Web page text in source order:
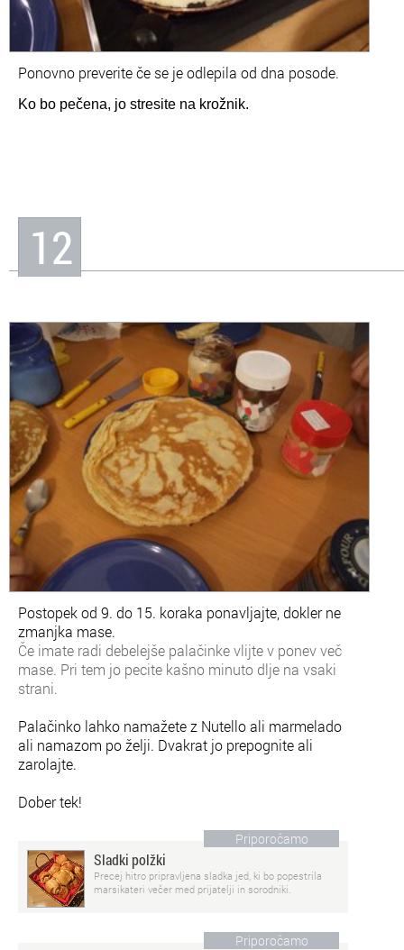
Ponovno preverite če se je odlepila od dna posode.
Ko bo pečena, jo stresite na krožnik.
12
Postopek od 9. do 15. koraka ponavljajte, dokler ne
zmanjka mase.
Če imate radi debelejše palačinke vlijte v ponev več
mase. Pri tem jo pecite kašno minuto dlje na vsaki
strani.
Palačinko lahko namažete z Nutello ali marmelado
ali namazom po želji. Dvakrat jo prepognite ali
zarolajte.
Dober tek!
Priporočamo
Sladki polžki
Precej hitro pripravljena sladka jed, ki bo popestrila
marsikateri večer med prijatelji in sorodniki.
Priporočamo